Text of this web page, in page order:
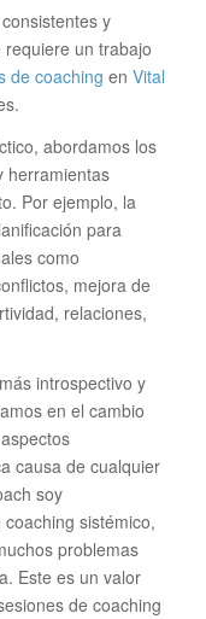
y
un trabajo
de coaching en Vital
abordamos los
herramientas
Por ejemplo, la
para
como
mejora de
relaciones,
introspectivo y
en el cambio
causa de cualquier
soy
sistémico,
problemas
Este es un valor
de coaching